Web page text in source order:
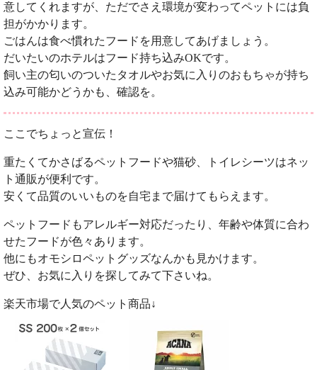
意してくれますが、ただでさえ環境が変わってペットには負
担がかかります。
ごはんは食べ慣れたフードを用意してあげましょう。
だいたいのホテルはフード持ち込みOKです。
飼い主の匂いのついたタオルやお気に入りのおもちゃが持ち
込み可能かどうかも、確認を。
ここでちょっと宣伝！
重たくてかさばるペットフードや猫砂、トイレシーツはネッ
ト通販が便利です。
安くて品質のいいものを自宅まで届けてもらえます。
ペットフードもアレルギー対応だったり、年齢や体質に合わ
せたフードが色々あります。
他にもオモシロペットグッズなんかも見かけます。
ぜひ、お気に入りを探してみて下さいね。
楽天市場で人気のペット商品↓